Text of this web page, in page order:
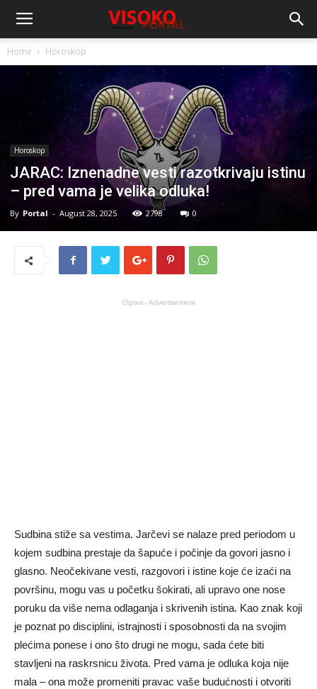
Home Horoskop
Horoskop
JARAC: Iznenadne vesti razotkrivaju istinu
– pred vama je velika odluka!
By Portal - August 28, 2025 2798 0
Oglasi - Advertisement
Sudbina stiže sa vestima. Jarčevi se nalaze pred periodom u
kojem sudbina prestaje da šapuće i počinje da govori jasno i
glasno. Neočekivane vesti, razgovori i istine koje će izaći na
površinu, mogu vas u početku šokirati, ali upravo one nose
poruku da više nema odlaganja i skrivenih istina. Kao znak koji
je poznat po disciplini, istrajnosti i sposobnosti da na svojim
plećima ponese i ono što drugi ne mogu, sada ćete biti
stavljeni na raskrsnicu života. Pred vama je odluka koja nije
mala – ona može promeniti pravac vaše budućnosti i otvoriti